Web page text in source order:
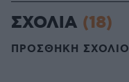
ΣΧΟΛΙΑ (18)
ΠΡΟΣΘΗΚΗ